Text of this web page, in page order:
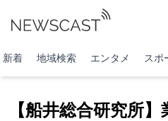
新着 地域検索 エンタメ スポ
【船井総合研究所